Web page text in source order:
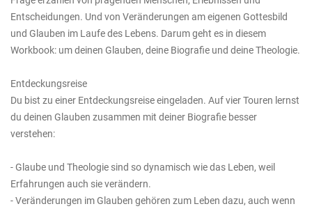
Entscheidungen. Und von Veränderungen am eigenen Gottesbild
und Glauben im Laufe des Lebens. Darum geht es in diesem
Workbook: um deinen Glauben, deine Biografie und deine Theologie.
Entdeckungsreise
Du bist zu einer Entdeckungsreise eingeladen. Auf vier Touren lernst
du deinen Glauben zusammen mit deiner Biografie besser
verstehen:
- Glaube und Theologie sind so dynamisch wie das Leben, weil
Erfahrungen auch sie verändern.
- Veränderungen im Glauben gehören zum Leben dazu, auch wenn